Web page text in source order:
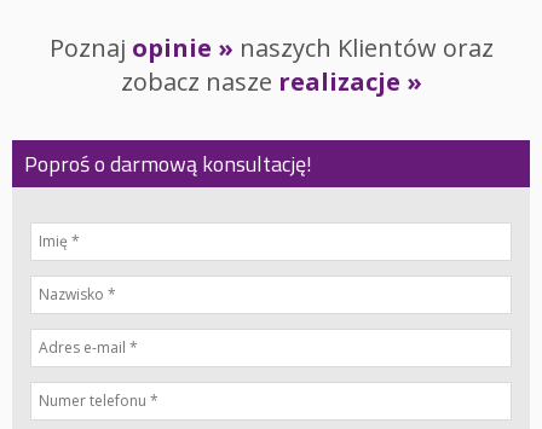
Poznaj opinie » naszych Klientów oraz
zobacz nasze realizacje »
Poproś o darmową konsultację!